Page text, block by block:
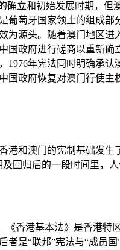
立和初始发展时期，
葡萄牙国家领土的组成
源头。随着澳门地区
政府进行磋商以重新确
年宪法同时明确承认
政府恢复对澳门行使主
和澳门的宪制基础发生
回归后的一段时间里，
香港基本法》是香港特
是“联邦”宪法与“成员